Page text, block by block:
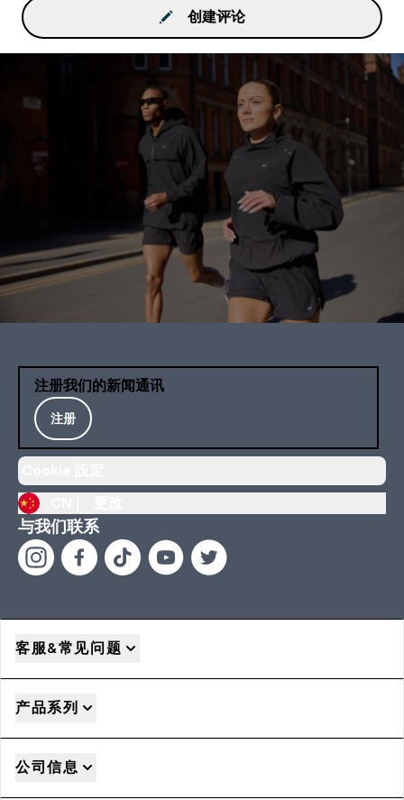
创建评论
注册我们的新闻通讯
注册
与我们联系
客服&常见问题
产品系列
公司信息